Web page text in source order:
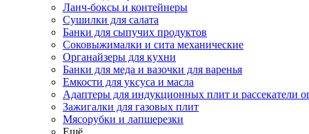
Ланч-боксы и контейнеры
Сушилки для салата
Банки для сыпучих продуктов
Соковыжималки и сита механические
Органайзеры для кухни
Банки для меда и вазочки для варенья
Емкости для уксуса и масла
Адаптеры для индукционных плит и рассекатели
Зажигалки для газовых плит
Мясорубки и лапшерезки
Ещё